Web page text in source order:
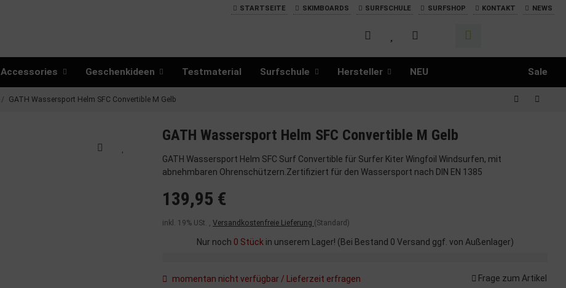
STARTSEITE SKIMBOARDS SURFSCHULE SURFSHOP KONTAKT NEWS
Accessories Geschenkideen Testmaterial Surfschule Hersteller NEU Sale
GATH Wassersport Helm SFC Convertible M Gelb
GATH Wassersport Helm SFC Convertible M Gelb
GATH Wassersport Helm SFC Surf Convertible für Surfer Kiter Wingfoil Windsurfen, mit
abnehmbaren Ohrenschützern.Zertifiziert für den Wassersport nach DIN EN 1385
139,95 €
inkl. 19% USt. , Versandkostenfreie Lieferung (Standard)
Nur noch 0 Stück in unserem Lager! (Bei Bestand 0 Versand ggf. von Außenlager)
momentan nicht verfügbar / Lieferzeit erfragen Frage zum Artikel